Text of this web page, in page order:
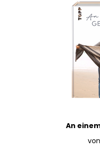
vergleichen und
Du bist auf der Suche
bestimmten Marke?
für Dich: Benutze
um Deine
lassen - zum Beispiel
kannst Du Dir auch
Jede Menge Material
Keine Scham nötig,
An
von